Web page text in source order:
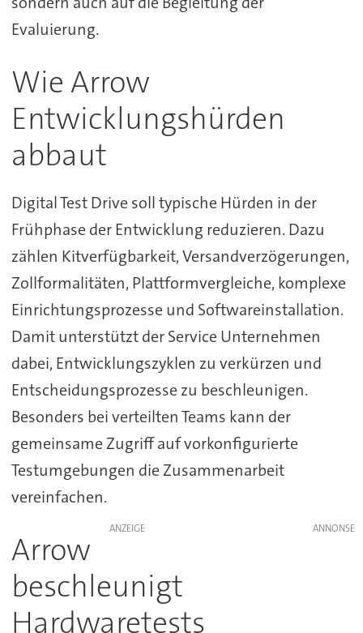
Evaluierung.
Wie Arrow
Entwicklungshürden
abbaut
Digital Test Drive soll typische Hürden in der
Frühphase der Entwicklung reduzieren. Dazu
zählen Kitverfügbarkeit, Versandverzögerungen,
Zollformalitäten, Plattformvergleiche, komplexe
Einrichtungsprozesse und Softwareinstallation.
Damit unterstützt der Service Unternehmen
dabei, Entwicklungszyklen zu verkürzen und
Entscheidungsprozesse zu beschleunigen.
Besonders bei verteilten Teams kann der
gemeinsame Zugriff auf vorkonfigurierte
Testumgebungen die Zusammenarbeit
vereinfachen.
ANZEIGE
Arrow
beschleunigt
Hardwaretests